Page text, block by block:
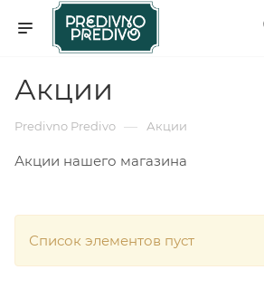
Акции
Predivno Predivo — Акции
Акции нашего магазина
Список элементов пуст